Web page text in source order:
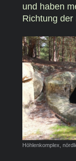
und haben
Richtung der
Höhlenkomplex,